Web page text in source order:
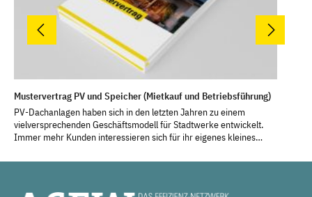
Mustervertrag PV und Speicher (Mietkauf und Betriebsführung)
PV-Dachanlagen haben sich in den letzten Jahren zu einem
vielversprechenden Geschäftsmodell für Stadtwerke entwickelt.
Immer mehr Kunden interessieren sich für ihr eigenes kleines
Verfügung steht, helfen Pachtmodelle als Alternative zum